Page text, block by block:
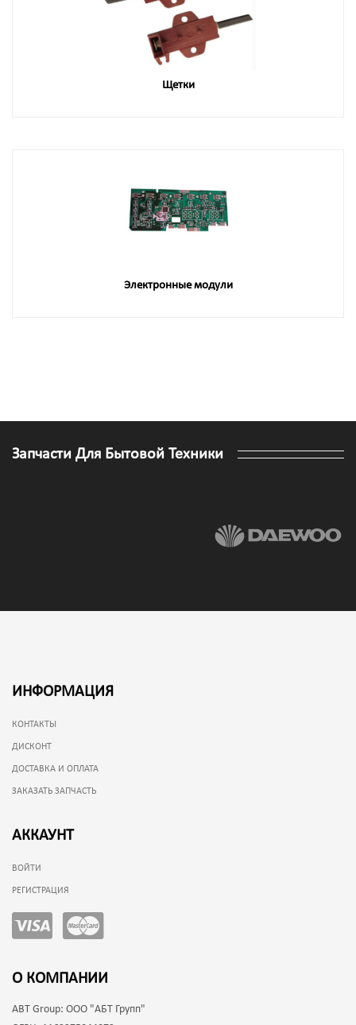
Щетки
Электронные модули
Запчасти Для Бытовой Техники
ИНФОРМАЦИЯ
КОНТАКТЫ
ДИСКОНТ
ДОСТАВКА И ОПЛАТА
ЗАКАЗАТЬ ЗАПЧАСТЬ
АККАУНТ
ВОЙТИ
РЕГИСТРАЦИЯ
О КОМПАНИИ
ABT Group: ООО "АБТ Групп"